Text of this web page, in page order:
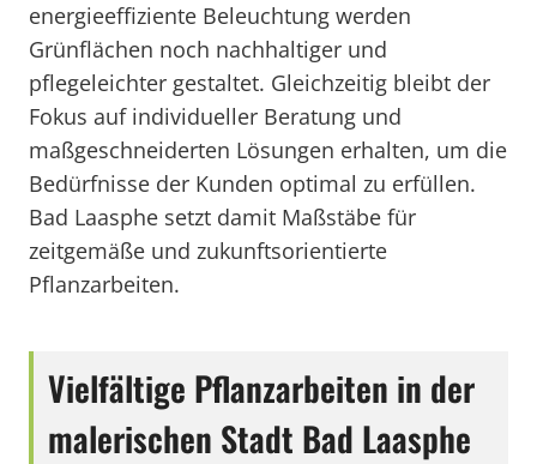
energieeffiziente Beleuchtung werden
Grünflächen noch nachhaltiger und
pflegeleichter gestaltet. Gleichzeitig bleibt der
Fokus auf individueller Beratung und
maßgeschneiderten Lösungen erhalten, um die
Bedürfnisse der Kunden optimal zu erfüllen.
Bad Laasphe setzt damit Maßstäbe für
zeitgemäße und zukunftsorientierte
Pflanzarbeiten.
Vielfältige Pflanzarbeiten in der
malerischen Stadt Bad Laasphe